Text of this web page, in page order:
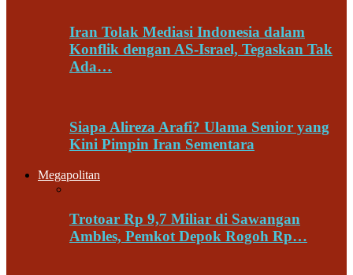
Iran Tolak Mediasi Indonesia dalam
Konflik dengan AS-Israel, Tegaskan Tak
Ada…
Siapa Alireza Arafi? Ulama Senior yang
Kini Pimpin Iran Sementara
Megapolitan
Trotoar Rp 9,7 Miliar di Sawangan
Ambles, Pemkot Depok Rogoh Rp…